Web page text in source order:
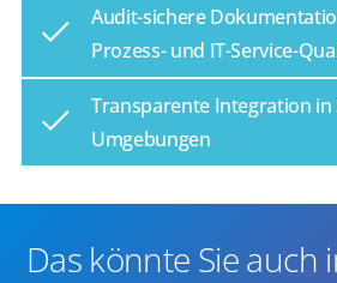
Audit-sichere
Prozess- und IT-Service-
Transparente Integration in
Umgebungen
Das könnte Sie auch